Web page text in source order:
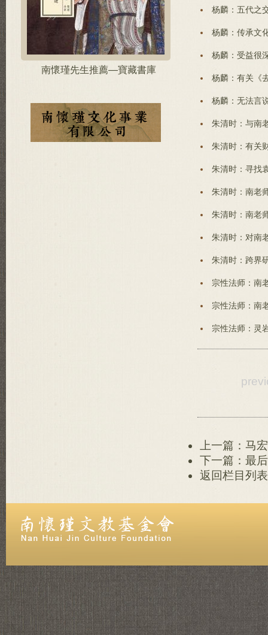
南懷瑾先生推薦—寶藏書庫
杨麟：五代之
杨麟：传承文
杨麟：受益很
杨麟：有关《
杨麟：无法言
朱清时：与南
朱清时：有关
朱清时：寻找
朱清时：南老
朱清时：南老
朱清时：对南
朱清时：跨界
宗性法师：南
宗性法师：南
宗性法师：灵
上一篇：马
下一篇：最
返回栏目列表